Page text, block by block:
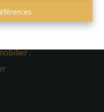
immobiliers,
.